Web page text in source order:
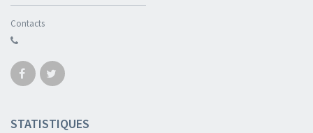
Contacts
STATISTIQUES